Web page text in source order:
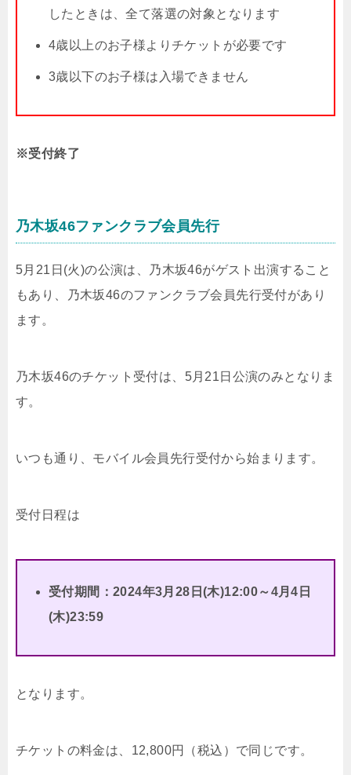
したときは、全て落選の対象となります
4歳以上のお子様よりチケットが必要です
3歳以下のお子様は入場できません
※受付終了
乃木坂46ファンクラブ会員先行
5月21日(火)の公演は、乃木坂46がゲスト出演すること
もあり、乃木坂46のファンクラブ会員先行受付があり
ます。
乃木坂46のチケット受付は、5月21日公演のみとなりま
す。
いつも通り、モバイル会員先行受付から始まります。
受付日程は
受付期間：2024年3月28日(木)12:00～4月4日
(木)23:59
となります。
チケットの料金は、12,800円（税込）で同じです。